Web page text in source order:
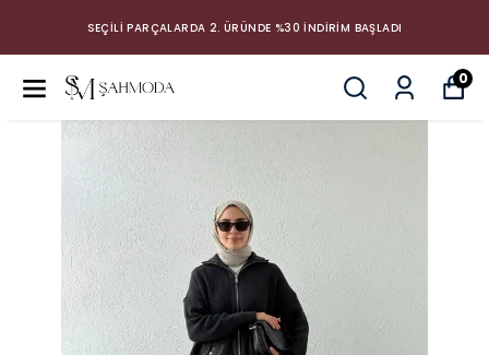
SEÇİLİ PARÇALARDA 2. ÜRÜNDE %30 İNDİRİM BAŞLADI
0